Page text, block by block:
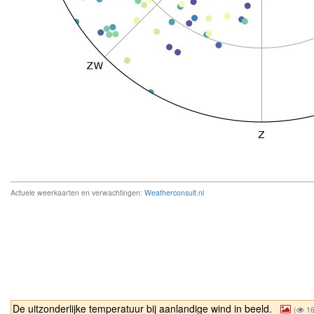
Actuele weerkaarten en verwachtingen: Weatherconsult.nl
De uitzonderlijke temperatuur bij aanlandige wind in beeld. (